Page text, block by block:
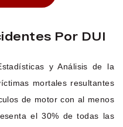
Por DUI
y Análisis de la
mortales resultantes
de motor con al menos
el 30% de todas las